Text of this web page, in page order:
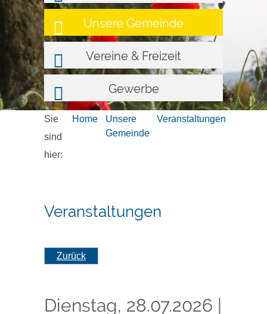
Unsere Gemeinde
Vereine & Freizeit
Gewerbe
Sie
sind
hier:
Home
Unsere
Gemeinde
Veranstaltungen
Veranstaltungen
Zurück
Dienstag, 28.07.2026